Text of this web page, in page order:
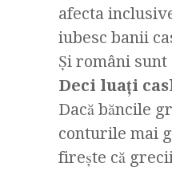
afecta
iubesc banii
Şi români sunt
Deci luaţi
Dacă băncile
conturile mai
fireşte că